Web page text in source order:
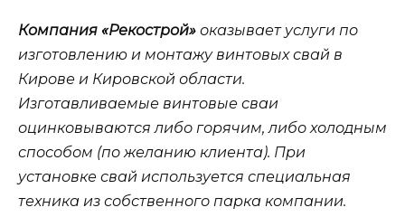
Компания «Рекострой» оказывает услуги по
изготовлению и монтажу винтовых свай в
Кирове и Кировской области.
Изготавливаемые винтовые сваи
оцинковываются либо горячим, либо холодным
способом (по желанию клиента). При
установке свай используется специальная
техника из собственного парка компании.